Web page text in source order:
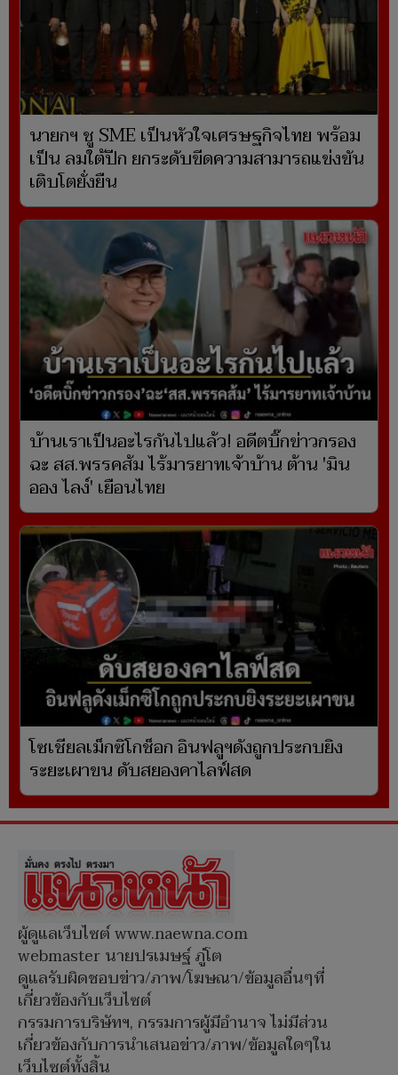
นายกฯ ชู SME เป็นหัวใจเศรษฐกิจไทย พร้อม
เป็น ลมใต้ปีก ยกระดับขีดความสามารถแข่งขัน
เติบโตยั่งยืน
บ้านเราเป็นอะไรกันไปแล้ว! อดีตบิ๊กข่าวกรอง
ฉะ สส.พรรคส้ม ไร้มารยาทเจ้าบ้าน ต้าน 'มิน
ออง ไลง์' เยือนไทย
โซเชียลเม็กซิโกช็อก อินฟลูฯดังถูกประกบยิง
ระยะเผาขน ดับสยองคาไลฟ์สด
ผู้ดูแลเว็บไซต์ www.naewna.com
webmaster นายปรเมษฐ์ ภู่โต
ดูแลรับผิดชอบข่าว/ภาพ/โฆษณา/ข้อมูลอื่นๆที่
เกี่ยวข้องกับเว็บไซต์
กรรมการบริษัทฯ, กรรมการผู้มีอำนาจ ไม่มีส่วน
เกี่ยวข้องกับการนำเสนอข่าว/ภาพ/ข้อมูลใดๆใน
เว็บไซต์ทั้งสิ้น